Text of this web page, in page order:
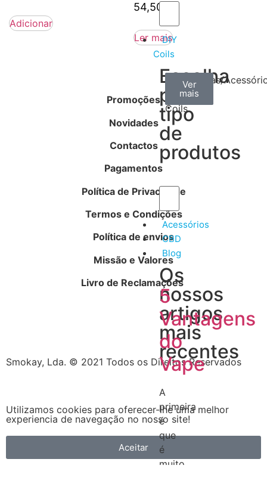
DIY
Coils
Escolha
por
tipo
de
produtos
Arame
Coils
Ver
mais
Algodão
Ver
mais
Ferramentas/
Ver
mais
Acessórios
CBD
Blog
Os
nossos
artigos
mais
recentes
5
Vantagens
do
Vape
A
primeira
é
que
é
muito
Adicionar
54,50
Ler mais
Promoções
Novidades
Contactos
Pagamentos
Política de Privacidade
Termos e Condições
Política de envios
Missão e Valores
Livro de Reclamações
Smokay, Lda. © 2021 Todos os Direitos Reservados
Utilizamos cookies para oferecer-lhe uma melhor
experiencia de navegação no nosso site!
Aceitar